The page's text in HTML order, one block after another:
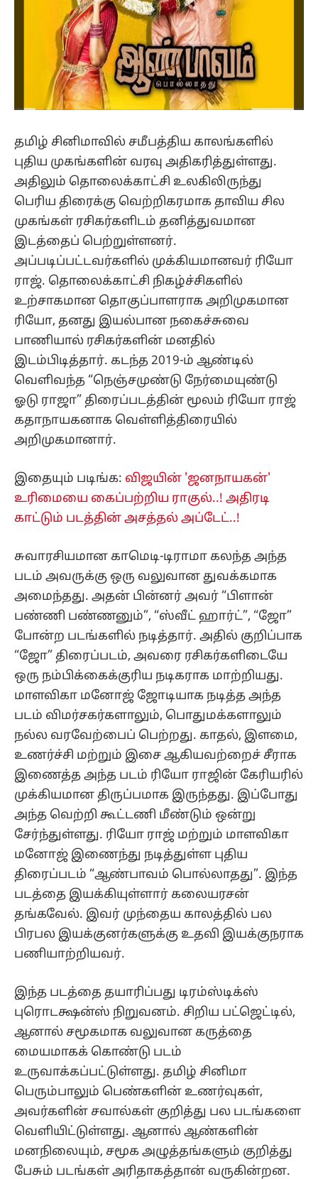
தமிழ் சினிமாவில் சமீபத்திய காலங்களில்
புதிய முகங்களின் வரவு அதிகரித்துள்ளது.
அதிலும் தொலைக்காட்சி உலகிலிருந்து
பெரிய திரைக்கு வெற்றிகரமாக தாவிய சில
முகங்கள் ரசிகர்களிடம் தனித்துவமான
இடத்தைப் பெற்றுள்ளனர்.
அப்படிப்பட்டவர்களில் முக்கியமானவர் ரியோ
ராஜ். தொலைக்காட்சி நிகழ்ச்சிகளில்
உற்சாகமான தொகுப்பாளராக அறிமுகமான
ரியோ, தனது இயல்பான நகைச்சுவை
பாணியால் ரசிகர்களின் மனதில்
இடம்பிடித்தார். கடந்த 2019-ம் ஆண்டில்
வெளிவந்த “நெஞ்சமுண்டு நேர்மையுண்டு
ஓடு ராஜா” திரைப்படத்தின் மூலம் ரியோ ராஜ்
கதாநாயகனாக வெள்ளித்திரையில்
அறிமுகமானார்.
இதையும் படிங்க: விஜயின் 'ஜனநாயகன்'
உரிமையை கைப்பற்றிய ராகுல்..! அதிரடி
காட்டும் படத்தின் அசத்தல் அப்டேட்..!
சுவாரசியமான காமெடி-டிராமா கலந்த அந்த
படம் அவருக்கு ஒரு வலுவான துவக்கமாக
அமைந்தது. அதன் பின்னர் அவர் “பிளான்
பண்ணி பண்ணனும்”, “ஸ்வீட் ஹார்ட்”, “ஜோ”
போன்ற படங்களில் நடித்தார். அதில் குறிப்பாக
“ஜோ” திரைப்படம், அவரை ரசிகர்களிடையே
ஒரு நம்பிக்கைக்குரிய நடிகராக மாற்றியது.
மாளவிகா மனோஜ் ஜோடியாக நடித்த அந்த
படம் விமர்சகர்களாலும், பொதுமக்களாலும்
நல்ல வரவேற்பைப் பெற்றது. காதல், இளமை,
உணர்ச்சி மற்றும் இசை ஆகியவற்றைச் சீராக
இணைத்த அந்த படம் ரியோ ராஜின் கேரியரில்
முக்கியமான திருப்பமாக இருந்தது. இப்போது
அந்த வெற்றி கூட்டணி மீண்டும் ஒன்று
சேர்ந்துள்ளது. ரியோ ராஜ் மற்றும் மாளவிகா
மனோஜ் இணைந்து நடித்துள்ள புதிய
திரைப்படம் “ஆண்பாவம் பொல்லாதது”. இந்த
படத்தை இயக்கியுள்ளார் கலையரசன்
தங்கவேல். இவர் முந்தைய காலத்தில் பல
பிரபல இயக்குனர்களுக்கு உதவி இயக்குநராக
பணியாற்றியவர்.
இந்த படத்தை தயாரிப்பது டிரம்ஸ்டிக்ஸ்
புரொடக்ஷன்ஸ் நிறுவனம். சிறிய பட்ஜெட்டில்,
ஆனால் சமூகமாக வலுவான கருத்தை
மையமாகக் கொண்டு படம்
உருவாக்கப்பட்டுள்ளது. தமிழ் சினிமா
பெரும்பாலும் பெண்களின் உணர்வுகள்,
அவர்களின் சவால்கள் குறித்து பல படங்களை
வெளியிட்டுள்ளது. ஆனால் ஆண்களின்
மனநிலையும், சமூக அழுத்தங்களும் குறித்து
பேசும் படங்கள் அரிதாகத்தான் வருகின்றன.